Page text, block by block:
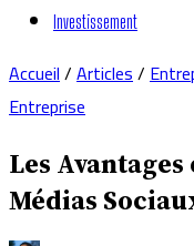
Investissement
Accueil/Articles/
Entreprise
Les
Médias